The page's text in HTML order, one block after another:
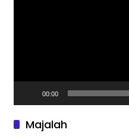
00:00
Majalah